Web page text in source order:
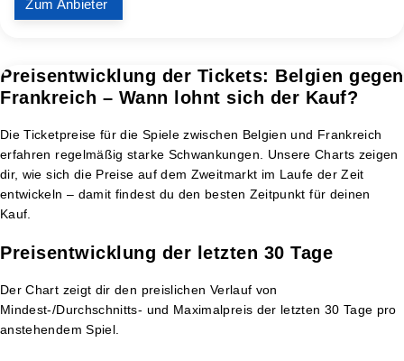
Zum Anbieter
Preisentwicklung der Tickets: Belgien gegen
Frankreich – Wann lohnt sich der Kauf?
Die Ticketpreise für die Spiele zwischen Belgien und Frankreich
erfahren regelmäßig starke Schwankungen. Unsere Charts zeigen
dir, wie sich die Preise auf dem Zweitmarkt im Laufe der Zeit
entwickeln – damit findest du den besten Zeitpunkt für deinen
Kauf.
Preisentwicklung der letzten 30 Tage
Der Chart zeigt dir den preislichen Verlauf von
Mindest-/Durchschnitts- und Maximalpreis der letzten 30 Tage pro
anstehendem Spiel.